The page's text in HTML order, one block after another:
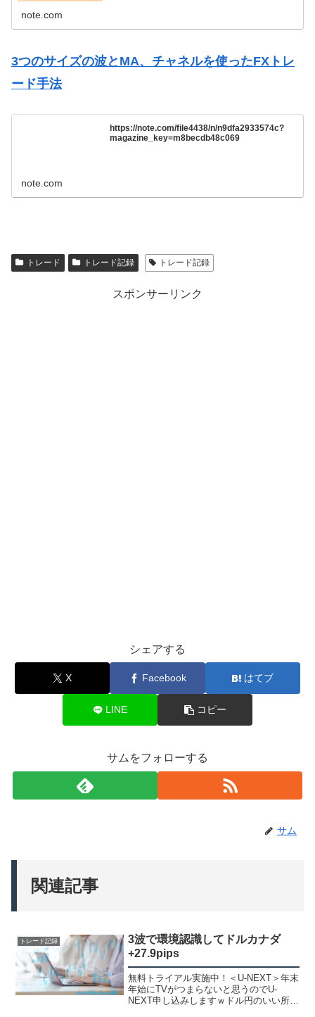
note.com
3つのサイズの波とMA、チャネルを使ったFXトレ
ード手法
https://note.com/file4438/n/n9dfa2933574c?
magazine_key=m8becdb48c069
note.com
トレード トレード記録 トレード記録
スポンサーリンク
シェアする
X Facebook はてブ
LINE コピー
サムをフォローする
サム
関連記事
トレード記録
3波で環境認識してドルカナダ
+27.9pips
無料トライアル実施中！＜U-NEXT＞年末
年始にTVがつまらないと思うのでU-
NEXT申し込みしますｗドル円のいい所を